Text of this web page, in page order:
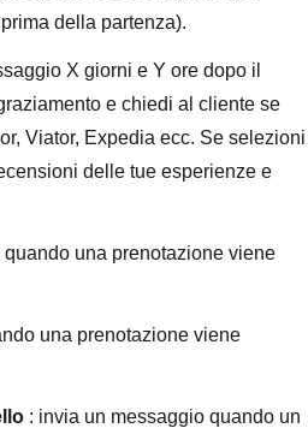
della partenza).
X giorni e Y ore dopo il
e chiedi al cliente se
Viator, Expedia ecc. Se selezioni
delle tue esperienze e
una prenotazione viene
una prenotazione viene
: invia un messaggio quando un